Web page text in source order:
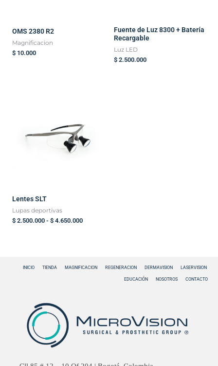
OMS 2380 R2
Magnificacion
$ 10.000
Fuente de Luz 8300 + Batería
Recargable
Luz LED
$ 2.500.000
Lentes SLT
Lupas deportivas
$ 2.500.000 - $ 4.650.000
hasta
$ 4.650.000
INICIO TIENDA MAGNIFICACION REGENERACION DERMAVISION LASERVISION
EDUCACIÓN NOSOTROS CONTACTO